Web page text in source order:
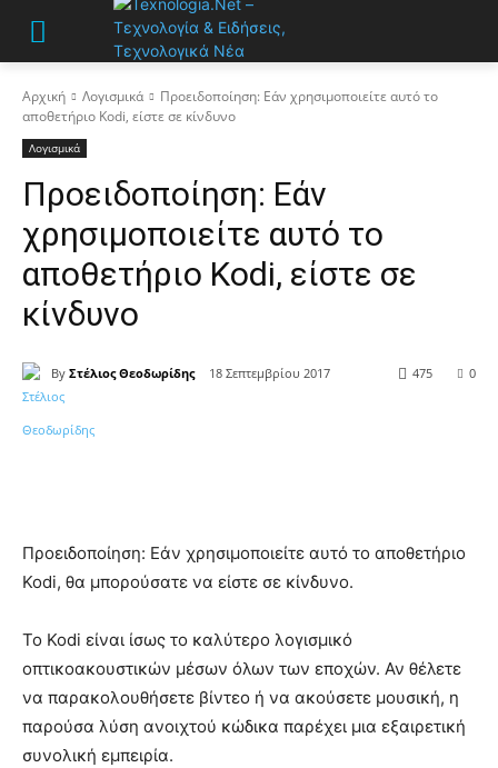
Αρχική Λογισμικά
Προειδοποίηση: Εάν χρησιμοποιείτε αυτό το
αποθετήριο Kodi, είστε σε κίνδυνο
Λογισμικά
Προειδοποίηση: Εάν
χρησιμοποιείτε αυτό το
αποθετήριο Kodi, είστε σε
κίνδυνο
By Στέλιος Θεοδωρίδης 18 Σεπτεμβρίου 2017 0
475
Προειδοποίηση: Εάν χρησιμοποιείτε αυτό το αποθετήριο
Kodi, θα μπορούσατε να είστε σε κίνδυνο.
Το Kodi είναι ίσως το καλύτερο λογισμικό
οπτικοακουστικών μέσων όλων των εποχών. Αν θέλετε
να παρακολουθήσετε βίντεο ή να ακούσετε μουσική, η
παρούσα λύση ανοιχτού κώδικα παρέχει μια εξαιρετική
συνολική εμπειρία.